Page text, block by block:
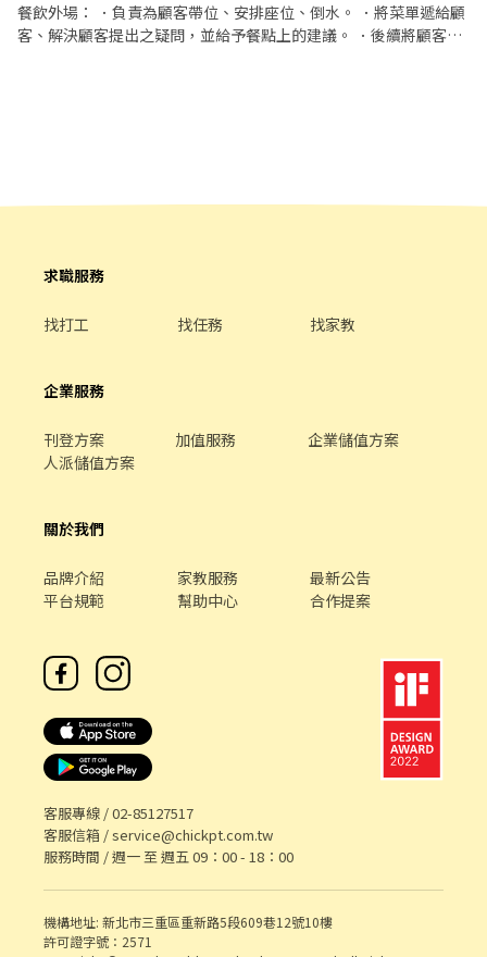
餐飲外場： ．負責為顧客帶位、安排座位、倒水。 ．將菜單遞給顧
客、解決顧客提出之疑問，並給予餐點上的建議。 ．後續將顧客點
求職服務
找打工 找任務 找家教
企業服務
刊登方案 加值服務
企業儲值方案
人派儲值方案
關於我們
品牌介紹 家教服務
最新公告
平台規範
幫助中心 合作提案
客服專線 /02-85127517
客服信箱 /service@chickpt.com.tw
服務時間 / 週一 至 週五 09：00 - 18：00
機構地址: 新北市三重區重新路5段609巷12號10樓
許可證字號：2571